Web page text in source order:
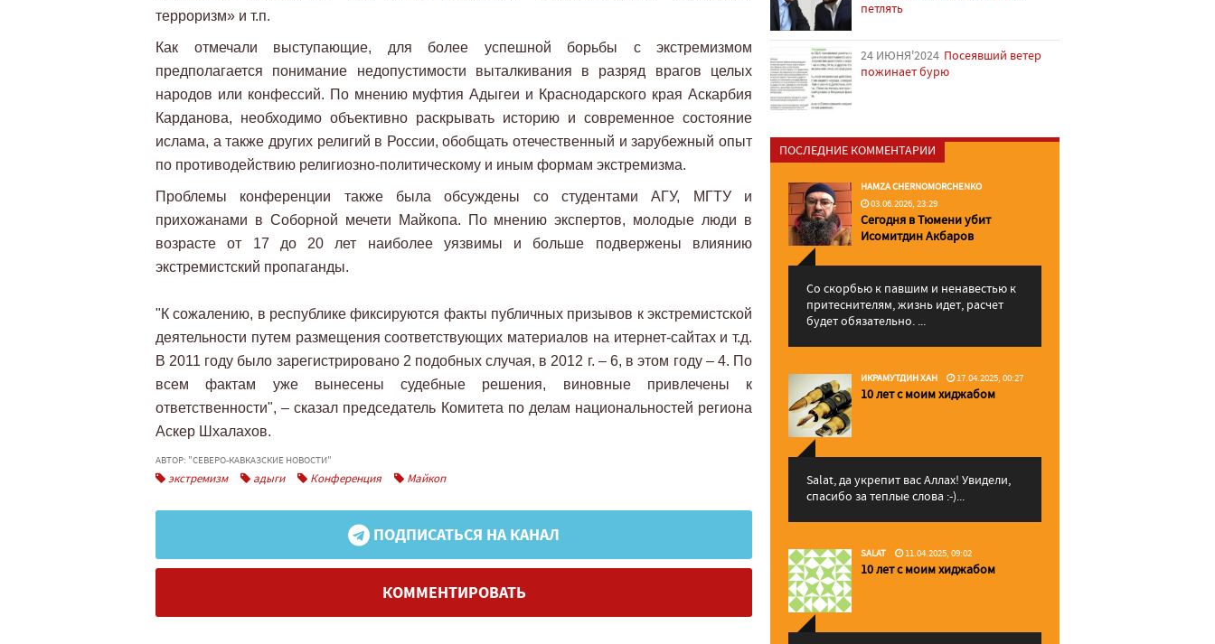
терроризм» и т.п.
Как отмечали выступающие, для более успешной борьбы с экстремизмом
предполагается понимание недопустимости выталкивания в разряд врагов целых
народов или конфессий. По мнению муфтия Адыгеи и Краснодарского края Аскарбия
Карданова, необходимо объективно раскрывать историю и современное состояние
ислама, а также других религий в России, обобщать отечественный и зарубежный опыт
по противодействию религиозно-политическому и иным формам экстремизма.
Проблемы конференции также была обсуждены со студентами АГУ, МГТУ и
прихожанами в Соборной мечети Майкопа. По мнению экспертов, молодые люди в
возрасте от 17 до 20 лет наиболее уязвимы и больше подвержены влиянию
экстремистский пропаганды.
"К сожалению, в республике фиксируются факты публичных призывов к экстремистской
деятельности путем размещения соответствующих материалов на итернет-сайтах и т.д.
В 2011 году было зарегистрировано 2 подобных случая, в 2012 г. – 6, в этом году – 4. По
всем фактам уже вынесены судебные решения, виновные привлечены к
ответственности", – сказал председатель Комитета по делам национальностей региона
Аскер Шхалахов.
АВТОР: "СЕВЕРО-КАВКАЗСКИЕ НОВОСТИ"
экстремизм адыги Конференция Майкоп
ПОДПИСАТЬСЯ НА КАНАЛ
КОММЕНТИРОВАТЬ
петлять
24 ИЮНЯ'2024 Посеявший ветер
пожинает бурю
ПОСЛЕДНИЕ КОММЕНТАРИИ
HAMZA CHERNOMORCHENKO
03.06.2026, 23:29
Сегодня в Тюмени убит
Исомитдин Акбаров
Со скорбью к павшим и ненавестью к
притеснителям, жизнь идет, расчет
будет обязательно. ...
ИКРАМУТДИН ХАН 17.04.2025, 00:27
10 лет с моим хиджабом
Salat, да укрепит вас Аллаx! Увидели,
спасибо за теплые слова :-)...
SALAT 11.04.2025, 09:02
10 лет с моим хиджабом